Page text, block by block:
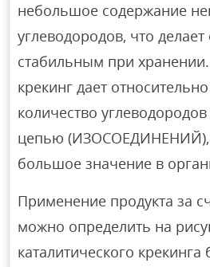
небольшое содержание
углеводородов, что
стабильным при
крекинг дает
количество
цепью (ИЗОСОЕДИНЕНИЙ),
большое значение в
Применение продукта за
можно определить на
каталитического